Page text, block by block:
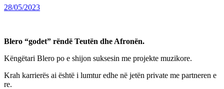
28/05/2023
Blero “godet” rëndë Teutën dhe Afronën.
Këngëtari Blero po e shijon suksesin me projekte muzikore.
Krah karrierës ai është i lumtur edhe në jetën private me partneren e
re.